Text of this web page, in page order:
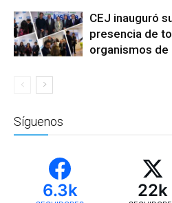
CEJ inauguró
presencia de
organismos de
Síguenos
6.3k 22k